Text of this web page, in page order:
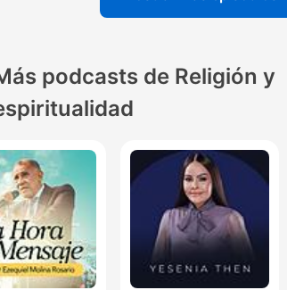
podcasts de Religión y